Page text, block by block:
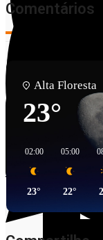
Facebook
Twitter
Comentários
Alta Floresta
23°
02:00
23°
05:00
22°